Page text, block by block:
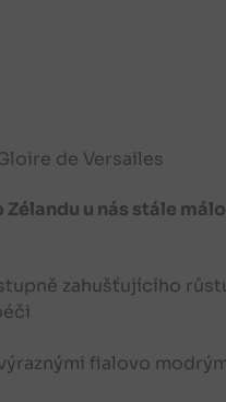
de Versailes
u nás stále
zahušťujícího
fialovo